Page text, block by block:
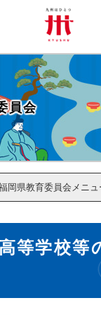
メニューを飛ばして本
員会
岡県教育委員会メニュ
等学校等